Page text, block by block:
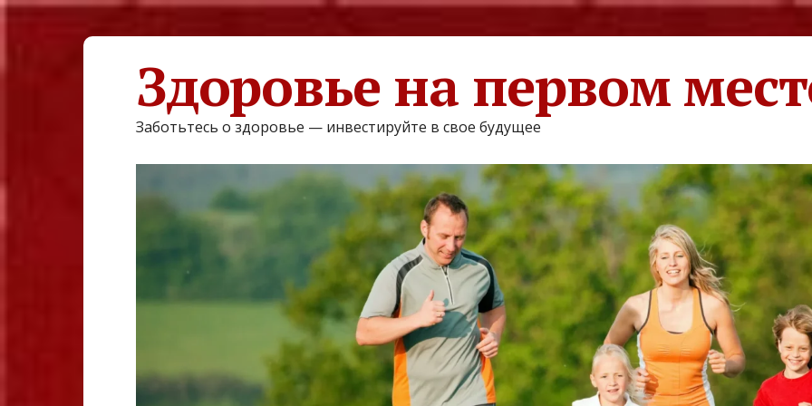
Здоровье на первом
Заботьтесь о здоровье — инвестируйте в свое будущее